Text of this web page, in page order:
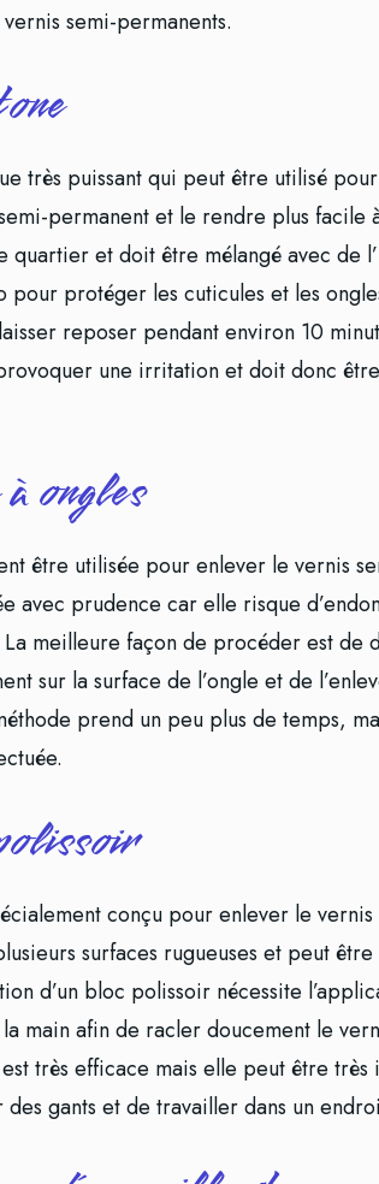
semi-permanents.
très puissant qui peut être utilisé
permanent et le rendre plus facile
quartier et doit être mélangé avec de
pour protéger les cuticules et les
reposer pendant environ 10
une irritation et doit donc
ongles
être utilisée pour enlever le vernis
avec prudence car elle risque
meilleure façon de procéder est de
sur la surface de l’ongle et de
prend un peu plus de temps,
conçu pour enlever le
surfaces rugueuses et peut être
d’un bloc polissoir nécessite
main afin de racler doucement le
très efficace mais elle peut être très
gants et de travailler dans un